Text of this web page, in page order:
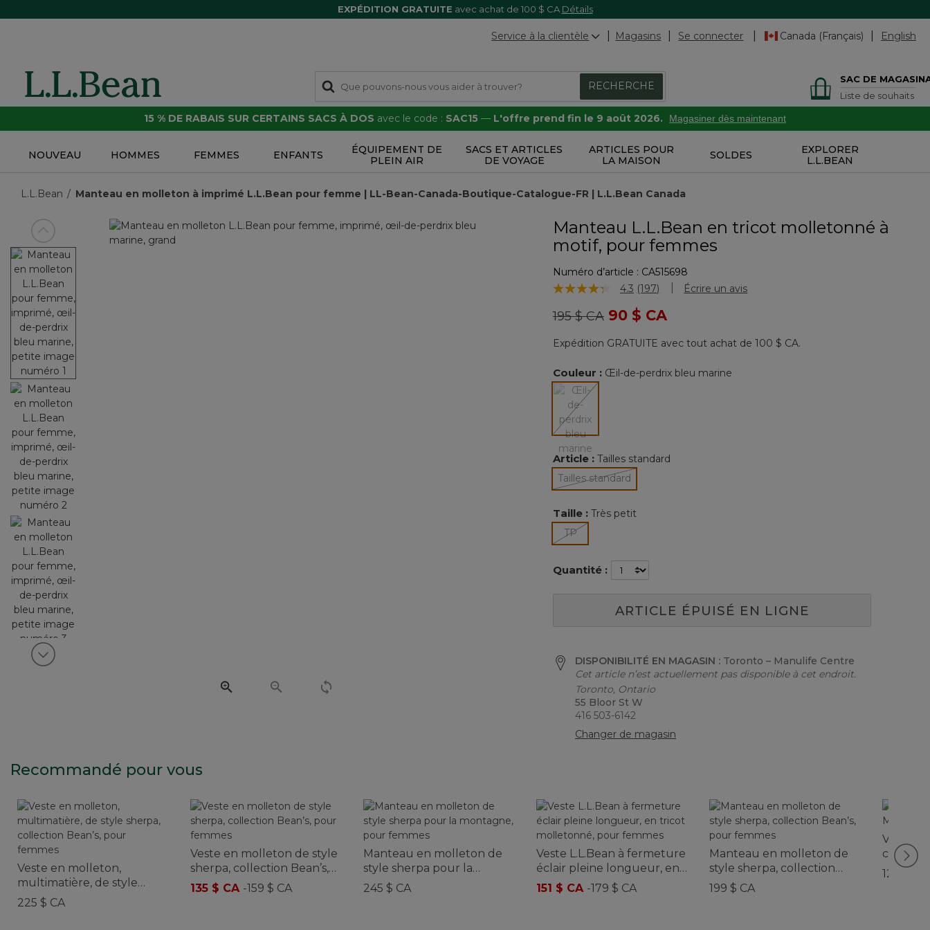
EXPÉDITION GRATUITE avec achat de 100 $ CA Détails
Service à la clientèle Magasins Se connecter Canada (Français) English
RECHERCHE
SAC DE
Liste de souhaits
15 % DE RABAIS SUR CERTAINS SACS À DOS avec le code : SAC15 — L'offre prend fin le 9 août 2026. Magasiner dès maintenant
NOUVEAU HOMMES FEMMES ENFANTS
ÉQUIPEMENT DE
PLEIN AIR
SACS ET ARTICLES
DE VOYAGE
ARTICLES POUR
LA MAISON
SOLDES
EXPLORER
L.L.BEAN
L.L.Bean Manteau en molleton à imprimé L.L.Bean pour femme | LL-Bean-Canada-Boutique-Catalogue-FR | L.L.Bean Canada
Voir article précédent
Voir article suivant
Manteau L.L.Bean en tricot molletonné à
motif, pour femmes
Numéro d’article : CA515698
3,5 sur 5 Évaluation des clients
4.3 Lire
les
197
commentaires.
Lien
vers
même
page.
(197) Écrire un avis
Prix réduit de
195 $ CAà90 $ CA
Expédition GRATUITE avec tout achat de 100 $ CA.
Couleur : Œil-de-perdrix bleu marine
sélectionné
Article : Tailles standard
Tailles standard
sélectionné
Taille : Très petit
TPsélectionné
Quantité :
ARTICLE ÉPUISÉ EN LIGNE
DISPONIBILITÉ EN MAGASIN : Toronto – Manulife Centre
Cet article n’est actuellement pas disponible à cet endroit.
Toronto, Ontario
55 Bloor St W
416 503-6142
Changer de magasin
Recommandé pour vous
Veste en molleton,
multimatière, de style
sherpa, collection Bean’s,
pour femmes
225 $ CA
Veste en molleton de style
sherpa, collection Bean’s,
pour femmes
135 $ CA -159 $ CA
Manteau en molleton de
style sherpa pour la
montagne, pour femmes
245 $ CA
Veste L.L.Bean à fermeture
éclair pleine longueur, en
tricot molletonné, pour
femmes
151 $ CA -179 $ CA
Manteau en molleton de
style sherpa, collection
Bean’s, pour femmes
199 $ CA
Veste
pour
129,95 $